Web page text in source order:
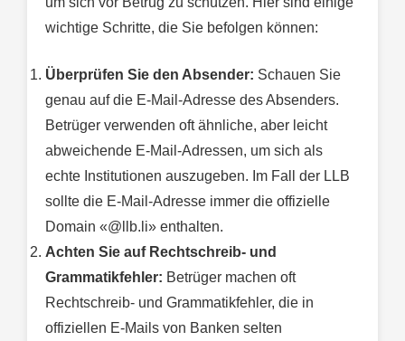
wichtige Schritte, die Sie befolgen können:
Überprüfen Sie den Absender: Schauen Sie
genau auf die E-Mail-Adresse des Absenders.
Betrüger verwenden oft ähnliche, aber leicht
abweichende E-Mail-Adressen, um sich als
echte Institutionen auszugeben. Im Fall der LLB
sollte die E-Mail-Adresse immer die offizielle
Domain «@llb.li» enthalten.
Achten Sie auf Rechtschreib- und
Grammatikfehler: Betrüger machen oft
Rechtschreib- und Grammatikfehler, die in
offiziellen E-Mails von Banken selten